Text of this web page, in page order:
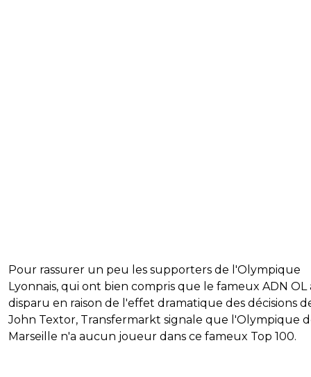
Pour rassurer un peu les supporters de l'Olympique
Lyonnais, qui ont bien compris que le fameux ADN OL
disparu en raison de l'effet dramatique des décisions
John Textor, Transfermarkt signale que l'Olympique
Marseille n'a aucun joueur dans ce fameux Top 100.